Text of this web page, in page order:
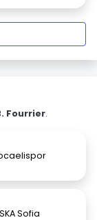
Fourrier.
Sofia